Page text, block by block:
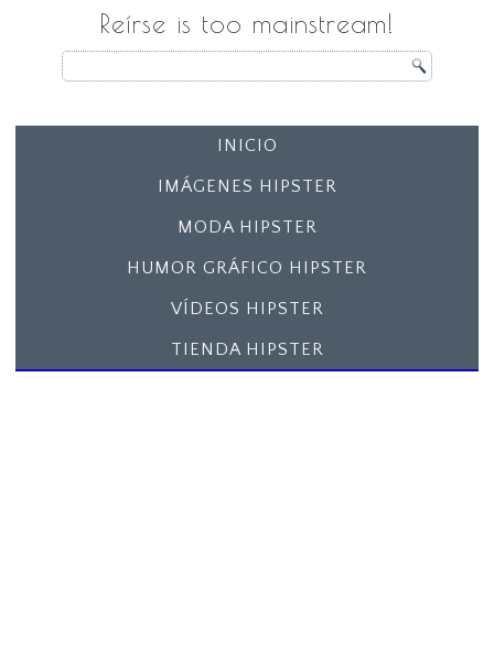
Reírse is too mainstream!
INICIO
IMÁGENES HIPSTER
MODA HIPSTER
HUMOR GRÁFICO HIPSTER
VÍDEOS HIPSTER
TIENDA HIPSTER